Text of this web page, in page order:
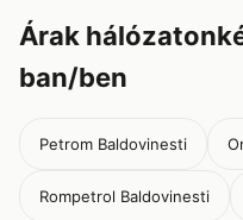
Árak
ban/ben
Petrom Baldovinesti
Rompetrol Baldovinesti